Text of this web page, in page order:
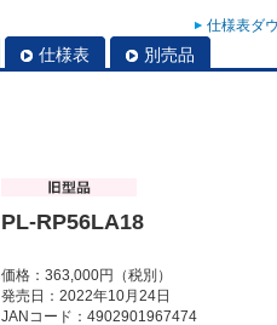
仕様表ダ
仕様表 別売品
PL-RP56LA18
価格：363,000円（税別）
発売日：2022年10月24日
JANコード：4902901967474